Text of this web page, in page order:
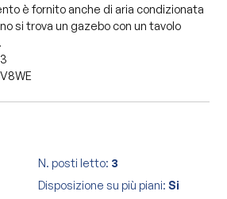
è fornito anche di aria condizionata
si trova un gazebo con un tavolo
N. posti letto: 3
Disposizione su più piani: Si